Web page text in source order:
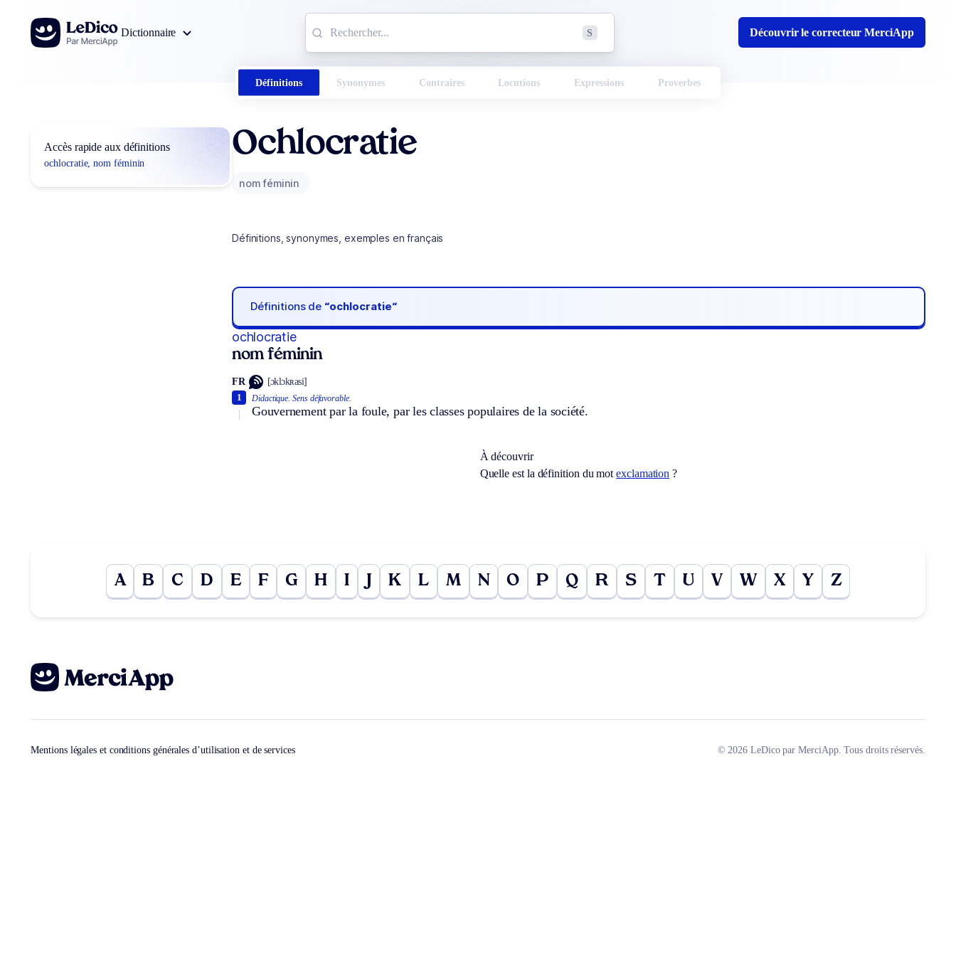
Aller au contenu
Dictionnaire
S Découvrir le correcteur MerciApp
Définitions Synonymes Contraires Locutions Expressions Proverbes
Accès rapide aux définitions
ochlocratie, nom féminin
Ochlocratie
nom féminin
Définitions, synonymes, exemples en français
Définitions de “ochlocratie“
ochlocratie
nom féminin
FR [ɔklɔkʀasi]
Didactique. Sens défavorable.
Gouvernement par la foule, par les classes populaires de la société.
1
À découvrir
Quelle est la définition du motexclamation ?
A B C D E F G H I K L M N O P Q R S T U V W X Y Z
Mentions légales et conditions générales d’utilisation et de services © 2026 LeDico par MerciApp. Tous droits réservés.